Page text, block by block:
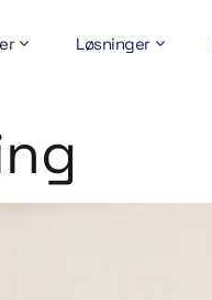
Løsninger